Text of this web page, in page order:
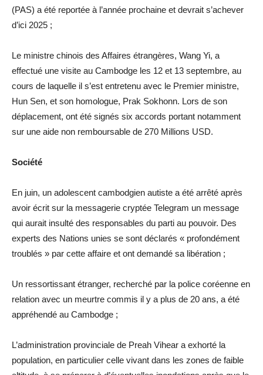
(PAS) a été reportée à l’année prochaine et devrait s’achever
d’ici 2025 ;
Le ministre chinois des Affaires étrangères, Wang Yi, a
effectué une visite au Cambodge les 12 et 13 septembre, au
cours de laquelle il s’est entretenu avec le Premier ministre,
Hun Sen, et son homologue, Prak Sokhonn. Lors de son
déplacement, ont été signés six accords portant notamment
sur une aide non remboursable de 270 Millions USD.
Société
En juin, un adolescent cambodgien autiste a été arrêté après
avoir écrit sur la messagerie cryptée Telegram un message
qui aurait insulté des responsables du parti au pouvoir. Des
experts des Nations unies se sont déclarés « profondément
troublés » par cette affaire et ont demandé sa libération ;
Un ressortissant étranger, recherché par la police coréenne en
relation avec un meurtre commis il y a plus de 20 ans, a été
appréhendé au Cambodge ;
L’administration provinciale de Preah Vihear a exhorté la
population, en particulier celle vivant dans les zones de faible